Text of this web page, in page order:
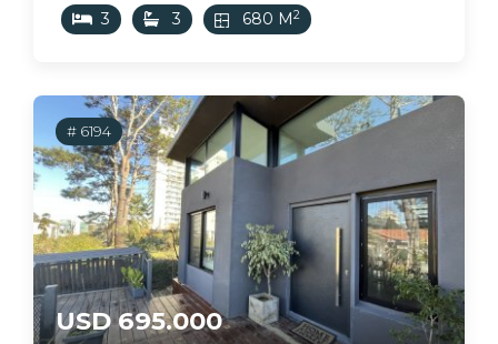
3 3 680 M2
# 6194
USD 695.000